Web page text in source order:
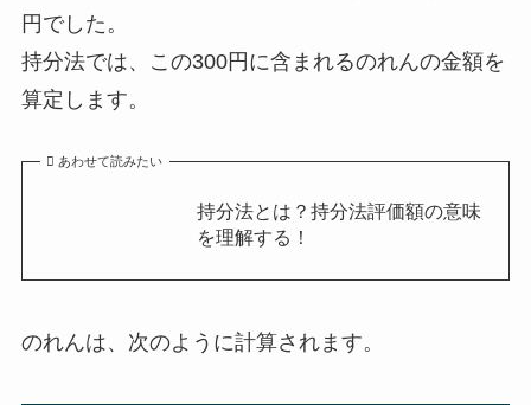
円でした。
持分法では、この300円に含まれるのれんの金額を
算定します。
あわせて読みたい
持分法とは？持分法評価額の意味
を理解する！
のれんは、次のように計算されます。